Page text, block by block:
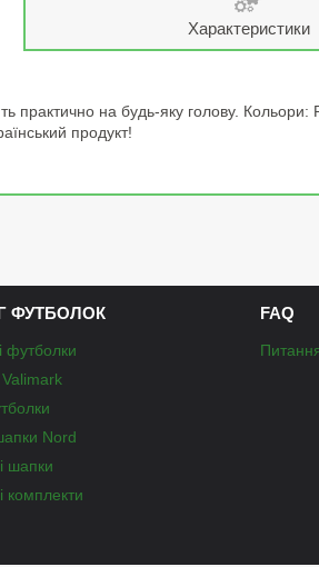
Характеристики
на будь-яку голову. Кольори:
продукт!
ФУТБОЛОК
футболки
Nord
шапки
комплекти
FAQ